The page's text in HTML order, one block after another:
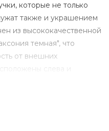
которые не только
также и украшением
из высококачественной
темная", что
от внешних
слева и
плавного